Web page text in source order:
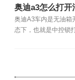
奥迪a3怎么打开
奥迪A3车内是无油箱
态下，也就是中控锁